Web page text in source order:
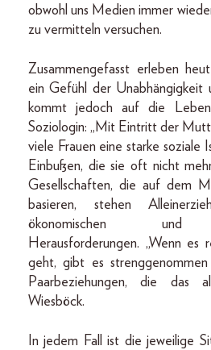
obwohl uns Medien immer
zu vermitteln versuchen.
Zusammengefasst erleben
ein Gefühl der Unabhängigkeit
kommt jedoch auf die
Soziologin: „Mit Eintritt der
viele Frauen eine starke soziale
Einbußen, die sie oft nicht
Gesellschaften, die auf dem
basieren, stehen
ökonomischen und
Herausforderungen. „Wenn es
geht, gibt es
Paarbeziehungen, die das
Wiesböck.
In jedem Fall ist die jeweilige